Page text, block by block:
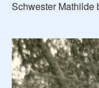
Schwester Mathilde